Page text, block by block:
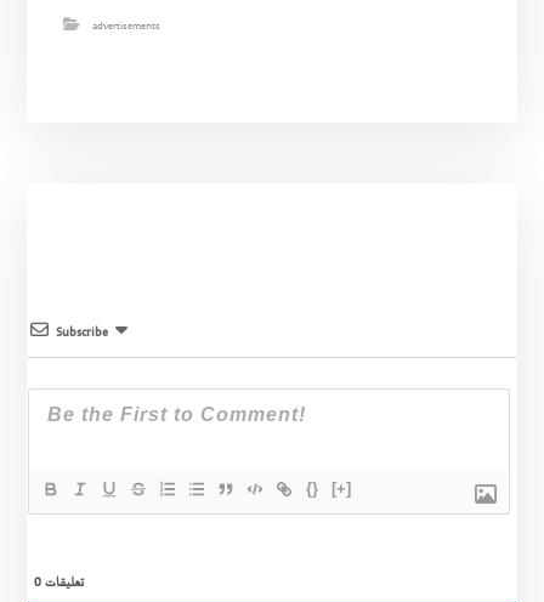
advertisements
Subscribe
{} [+]
0تعليقات